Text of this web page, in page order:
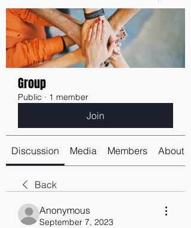
Group
Public · 1 member
Join
Discussion Media Members About
Back
Anonymous
September 7, 2023